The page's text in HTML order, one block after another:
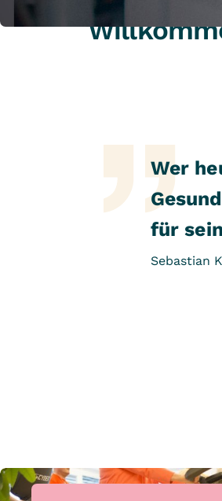
Wer
für
Sebastian